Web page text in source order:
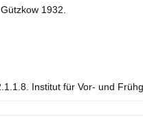
1932.
Institut für Vor- und